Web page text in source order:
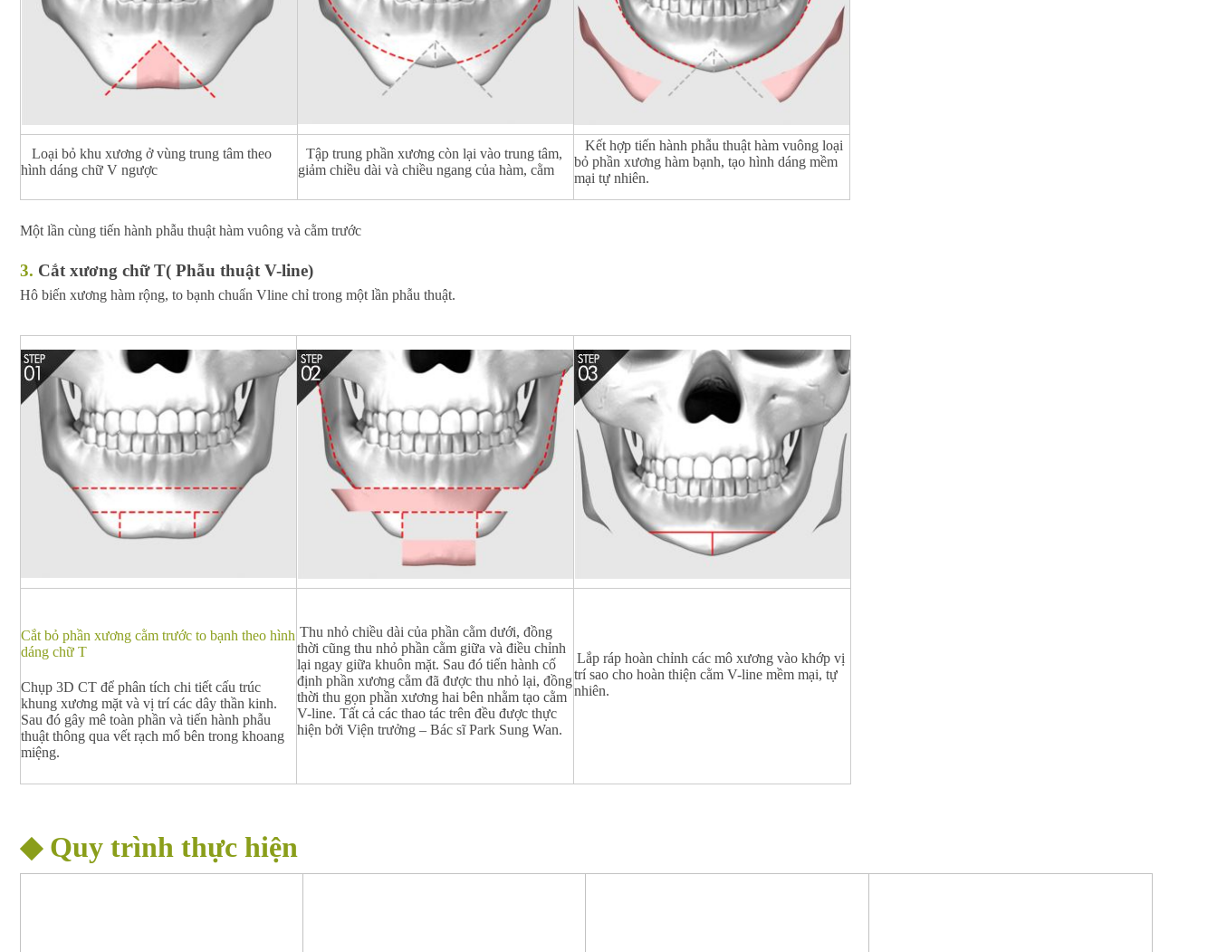
Loại bỏ khu xương ở vùng trung tâm theo
hình dáng chữ V ngược
Tập trung phần xương còn lại vào trung tâm,
giảm chiều dài và chiều ngang của hàm, cằm
Kết hợp tiến hành phẫu thuật hàm vuông loại
bỏ phần xương hàm bạnh, tạo hình dáng mềm
mại tự nhiên.
Một lần cùng tiến hành phẫu thuật hàm vuông và cằm trước
3. Cắt xương chữ T( Phẫu thuật V-line)
Hô biến xương hàm rộng, to bạnh chuẩn Vline chỉ trong một lần phẫu thuật.
Cắt bỏ phần xương cằm trước to bạnh theo hình
dáng chữ T
Chụp 3D CT để phân tích chi tiết cấu trúc
khung xương mặt và vị trí các dây thần kinh.
Sau đó gây mê toàn phần và tiến hành phẫu
thuật thông qua vết rạch mổ bên trong khoang
miệng.
Thu nhỏ chiều dài của phần cằm dưới, đồng
thời cũng thu nhỏ phần cằm giữa và điều chỉnh
lại ngay giữa khuôn mặt. Sau đó tiến hành cố
định phần xương cằm đã được thu nhỏ lại, đồng
thời thu gọn phần xương hai bên nhằm tạo cằm
V-line. Tất cả các thao tác trên đều được thực
hiện bởi Viện trưởng – Bác sĩ Park Sung Wan.
Lắp ráp hoàn chỉnh các mô xương vào khớp vị
trí sao cho hoàn thiện cằm V-line mềm mại, tự
nhiên.
◆ Quy trình thực hiện